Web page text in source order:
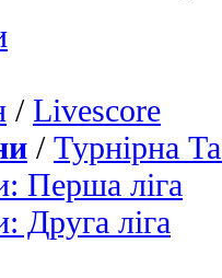
/ Livescore
/ Турнірна
Перша ліга
Друга ліга